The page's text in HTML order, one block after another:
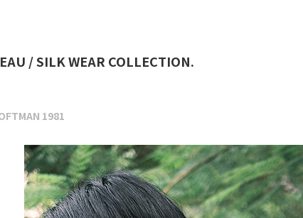
/ SILK WEAR COLLECTION.
1981